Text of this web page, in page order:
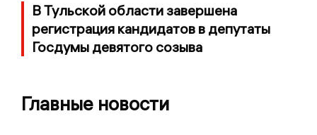
В Тульской области завершена
регистрация кандидатов в депутаты
Госдумы девятого созыва
Главные новости